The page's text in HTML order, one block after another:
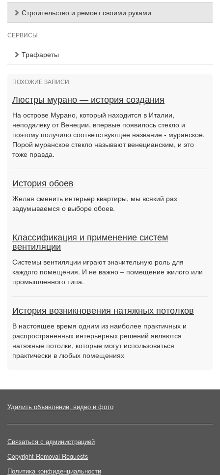
Строительство и ремонт своими руками
СЕРВИСЫ
Трафареты
ПОХОЖИЕ ЗАПИСИ
Люстры мурано — история создания
На острове Мурано, который находится в Италии,
неподалеку от Венеции, впервые появилось стекло и
поэтому получило соответствующее название - муранское.
Порой муранское стекло называют венецианским, и это
тоже правда.
История обоев
Желая сменить интерьер квартиры, мы всякий раз
задумываемся о выборе обоев.
Классификация и применение систем
вентиляции
Системы вентиляции играют значительную роль для
каждого помещения. И не важно – помещение жилого или
промышленного типа.
История возникновения натяжных потолков
В настоящее время одним из наиболее практичных и
распространенных интерьерных решений являются
натяжные потолки, которые могут использоваться
практически в любых помещениях
Удалить объявление, видео и фото
Связаться с администрацией
Copyright Removal Requests
Политика конфиденциальности